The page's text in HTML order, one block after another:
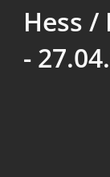
Hess
-